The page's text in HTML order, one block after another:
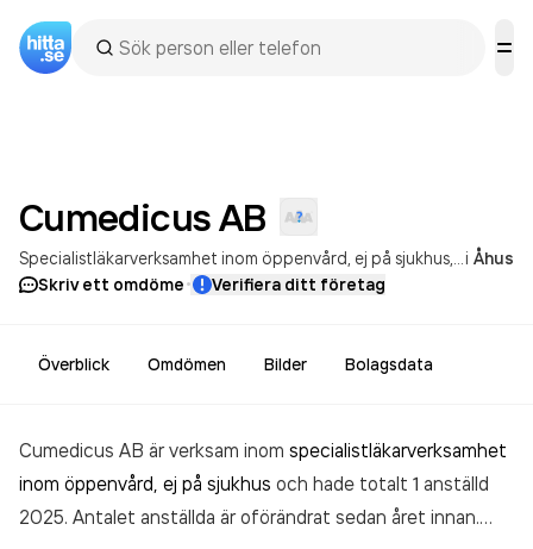
CumedicusAB
Specialistläkarverksamhet inom öppenvård, ej på sjukhus i Åhus
Skriv ett omdöme· Verifiera ditt företag
Överblick Omdömen Bilder Bolagsdata
Cumedicus AB är verksam inom specialistläkarverksamhet
inom öppenvård, ej på sjukhus och hade totalt 1 anställd
2025. Antalet anställda är oförändrat sedan året innan.